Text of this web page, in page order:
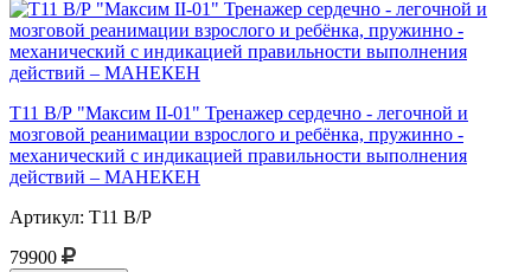
Т11 В/Р "Максим II-01" Тренажер сердечно - легочной и
мозговой реанимации взрослого и ребёнка, пружинно -
механический с индикацией правильности выполнения
действий – МАНЕКЕН
Артикул: Т11 В/Р
79900